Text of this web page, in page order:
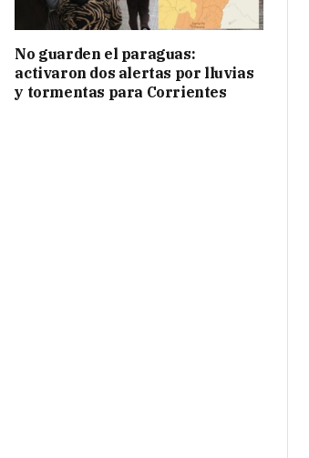
No guarden el paraguas:
activaron dos alertas por lluvias
y tormentas para Corrientes